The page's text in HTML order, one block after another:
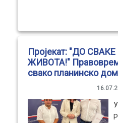
становања. Општина
подршку овој акцији
најудаљенија села и
прегледе. Поред тога,
сопствених средстава
рачунара за потребе
чиме су додатно
здравствених радника и
Пројекат: "ДО
ЖИВОТА!"
свако планинско